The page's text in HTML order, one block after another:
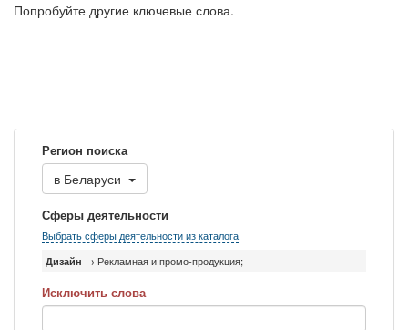
Попробуйте другие ключевые слова.
Регион поиска
в Беларуси
Сферы деятельности
Выбрать сферы деятельности из каталога
Дизайн → Рекламная и промо-продукция;
Исключить слова